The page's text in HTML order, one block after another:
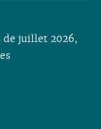
de juillet 2026,